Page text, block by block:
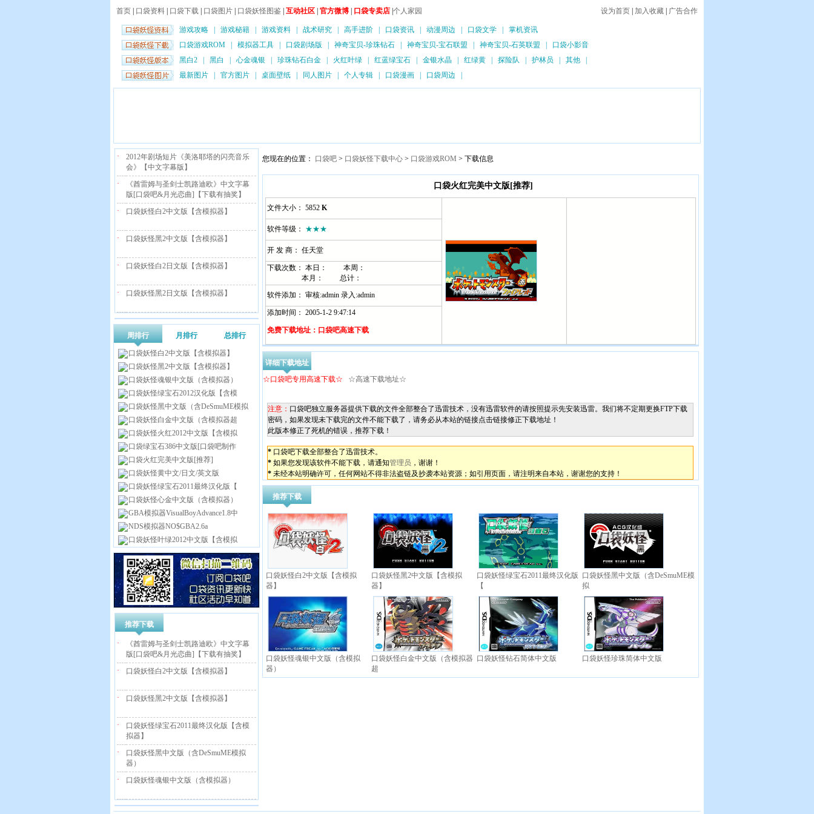
首页 口袋资料 口袋下载 口袋图片 口袋妖怪图鉴 互动社区 官方微博 口袋专卖店 个人家园 设为首页 加入收藏 广告合作
游戏攻略 游戏秘籍 游戏资料 战术研究 高手进阶 口袋资讯 动漫周边 口袋文学
掌机资讯
口袋游戏ROM
模拟器工具 口袋剧场版 神奇宝贝-珍珠钻石 神奇宝贝-宝石联盟 神奇宝贝-石英联盟
口袋小影音
黑白2
黑白 心金魂银 珍珠钻石白金 火红叶绿 红蓝绿宝石 金银水晶 红绿黄 探险队 护林员 其他
最新图片
官方图片 桌面壁纸 同人图片 个人专辑 口袋漫画 口袋周边
·
2012年剧场短片《美洛耶塔的闪亮音乐
会》【中文字幕版】
·
《酋雷姆与圣剑士凯路迪欧》中文字幕
版[口袋吧&月光恋曲]【下载有抽奖】
·
口袋妖怪白2中文版【含模拟器】
· 口袋妖怪黑2中文版【含模拟器】
· 口袋妖怪白2日文版【含模拟器】
· 口袋妖怪黑2日文版【含模拟器】
周排行 月排行 总排行
口袋妖怪白2中文版【含模拟器】
口袋妖怪黑2中文版【含模拟器】
口袋妖怪魂银中文版（含模拟器）
口袋妖怪绿宝石2012汉化版【含模
口袋妖怪黑中文版（含DeSmuME模拟
口袋妖怪白金中文版（含模拟器超
口袋妖怪火红2012中文版【含模拟
口袋绿宝石386中文版[口袋吧制作
口袋火红完美中文版[推荐]
口袋妖怪黄中文/日文/英文版
口袋妖怪绿宝石2011最终汉化版【
口袋妖怪心金中文版（含模拟器）
GBA模拟器VisualBoyAdvance1.8中
NDS模拟器NO$GBA2.6a
口袋妖怪叶绿2012中文版【含模拟
推荐下载
·
《酋雷姆与圣剑士凯路迪欧》中文字幕
版[口袋吧&月光恋曲]【下载有抽奖】
·
口袋妖怪白2中文版【含模拟器】
· 口袋妖怪黑2中文版【含模拟器】
·
口袋妖怪绿宝石2011最终汉化版【含模
拟器】
·
口袋妖怪黑中文版（含DeSmuME模拟
器）
·
口袋妖怪魂银中文版（含模拟器）
您现在的位置： 口袋吧> 口袋妖怪下载中心> 口袋游戏ROM > 下载信息
口袋火红完美中文版[推荐]
文件大小： 5852 K
软件等级： ★★★
开 发 商： 任天堂
下载次数： 本日：
本周：
本月：
总计：
软件添加： 审核:admin 录入:admin
添加时间： 2005-1-2 9:47:14
免费下载地址：口袋吧高速下载
详细下载地址
☆口袋吧专用高速下载☆
☆高速下载地址☆
注意： 口袋吧独立服务器提供下载的文件全部整合了迅雷技术，没有迅雷软件的请按照提示先安装迅雷。我们将不定期更换FTP下载
密码，如果发现未下载完的文件不能下载了，请务必从本站的链接点击链接修正下载地址！
此版本修正了死机的错误，推荐下载！
* 口袋吧下载全部整合了迅雷技术。
* 如果您发现该软件不能下载，请通知管理员 ，谢谢！
* 未经本站明确许可，任何网站不得非法盗链及抄袭本站资源；如引用页面，请注明来自本站，谢谢您的支持！
推荐下载
口袋妖怪白2中文版【含模拟
器】
口袋妖怪黑2中文版【含模拟
器】
口袋妖怪绿宝石2011最终汉化版
【
口袋妖怪黑中文版（含DeSmuME模
拟
口袋妖怪魂银中文版（含模拟
器）
口袋妖怪白金中文版（含模拟器
超
口袋妖怪钻石简体中文版 口袋妖怪珍珠简体中文版